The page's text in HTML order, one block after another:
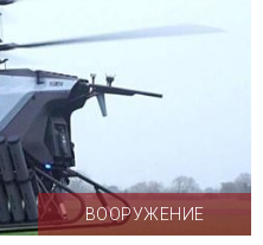
ВООРУЖЕНИЕ